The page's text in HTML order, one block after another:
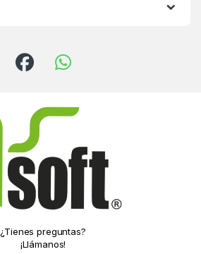
¿Tienes preguntas?
¡Llámanos!